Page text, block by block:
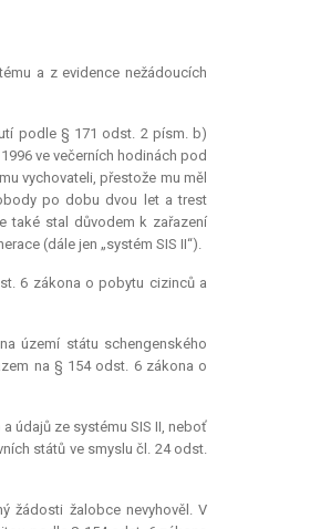
a z evidence nežádoucích
podle § 171 odst. 2 písm. b)
ve večerních hodinách pod
vychovateli, přestože mu měl
po dobu dvou let a trest
také stal důvodem k zařazení
(dále jen „systém SIS II“).
6 zákona o pobytu cizinců a
území státu schengenského
na § 154 odst. 6 zákona o
údajů ze systému SIS II, neboť
států ve smyslu čl. 24 odst.
žádosti žalobce nevyhověl. V